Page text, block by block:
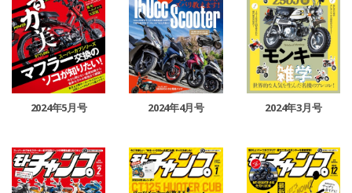
2024年5月号 2024年4月号 2024年3月号